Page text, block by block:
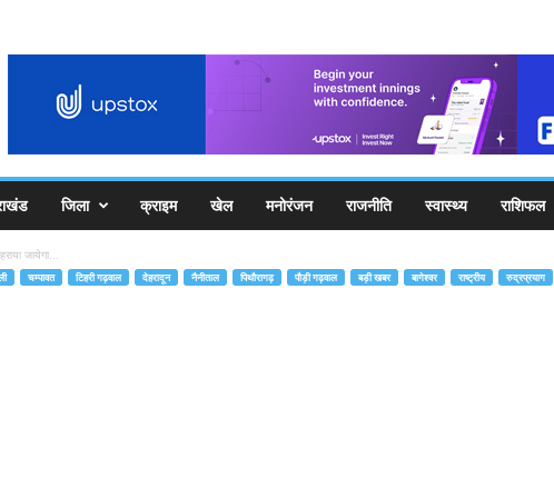
जिला क्राइम खेल मनोरंजन राजनीति स्वास्थ्य राशिफल
जायेगा...
चम्पावत टिहरी गढ़वाल देहरादून नैनीताल पिथौरागढ़ पौड़ी गढ़वाल बड़ी खबर बागेश्वर राष्ट्रीय रुद्रप्रयाग